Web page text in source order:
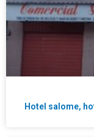
Hotel salome,